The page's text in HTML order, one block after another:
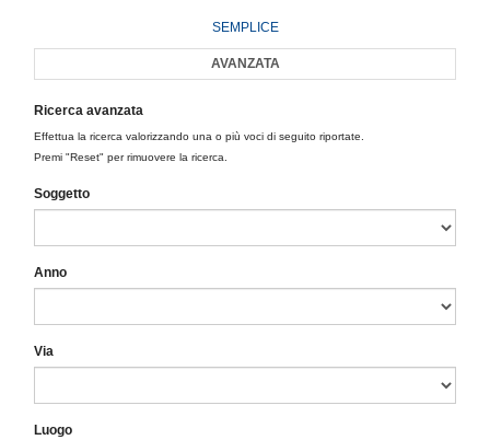
SEMPLICE
AVANZATA
Ricerca avanzata
Effettua la ricerca valorizzando una o più voci di seguito riportate.
Premi "Reset" per rimuovere la ricerca.
Soggetto
Anno
Via
Luogo